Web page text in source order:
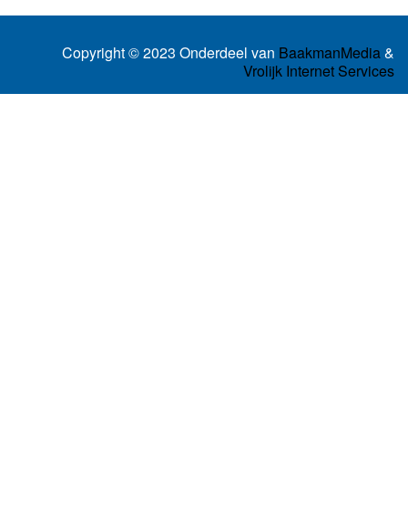
Copyright © 2023 Onderdeel van BaakmanMedia&
Vrolijk Internet Services